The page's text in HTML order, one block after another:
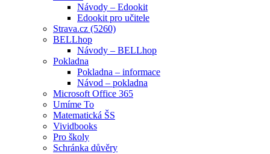
Návody – Edookit
Edookit pro učitele
Strava.cz (5260)
BELLhop
Návody – BELLhop
Pokladna
Pokladna – informace
Návod – pokladna
Microsoft Office 365
Umíme To
Matematická ŠS
Vividbooks
Pro školy
Schránka důvěry